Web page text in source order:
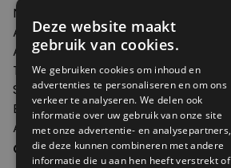
Nieuws
Artikelen
Agenda
Thema's
Shop
Edities
Abonneren
Over Genoeg
Deze website maakt
gebruik van cookies.
We gebruiken cookies om inhoud en
advertenties te personaliseren en om ons
verkeer te analyseren. We delen ook
informatie over uw gebruik van onze site
met onze advertentie- en analysepartners,
die deze kunnen combineren met andere
informatie die u aan hen heeft verstrekt of